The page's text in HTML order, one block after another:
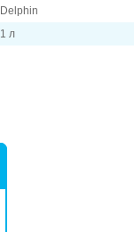
хром або сталь).
Delphin
1 л